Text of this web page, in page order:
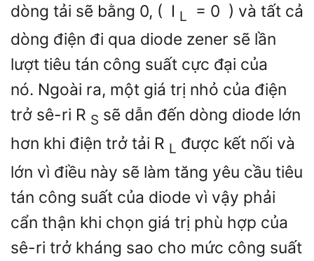
dòng tải sẽ bằng 0, ( I L = 0 ) và tất cả
dòng điện đi qua diode zener sẽ lần
lượt tiêu tán công suất cực đại của
nó. Ngoài ra, một giá trị nhỏ của điện
trở sê-ri R S sẽ dẫn đến dòng diode lớn
hơn khi điện trở tải R L được kết nối và
lớn vì điều này sẽ làm tăng yêu cầu tiêu
tán công suất của diode vì vậy phải
cẩn thận khi chọn giá trị phù hợp của
sê-ri trở kháng sao cho mức công suất